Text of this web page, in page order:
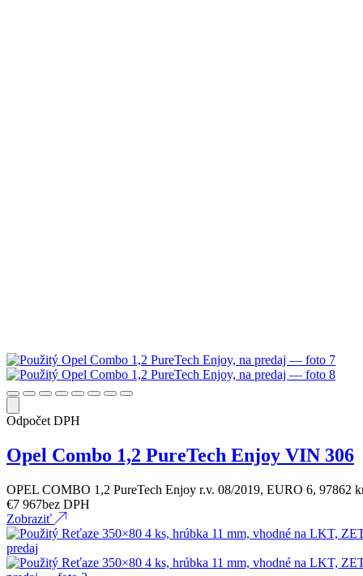
Odpočet DPH
Opel Combo 1,2 PureTech Enjoy VIN 306
OPEL COMBO 1,2 PureTech Enjoy r.v. 08/2019, EURO 6, 97862
€7 967bez DPH
Zobraziť